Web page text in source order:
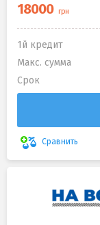
1й кредит
Макс. сумма
Срок
Сравнить